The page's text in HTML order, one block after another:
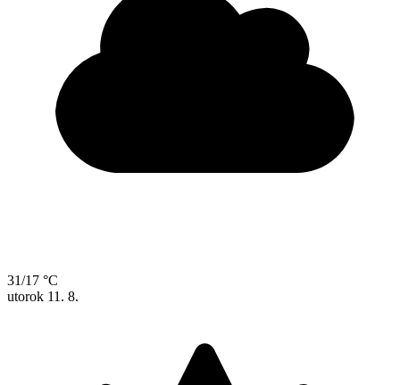
31/17 °C
utorok 11. 8.